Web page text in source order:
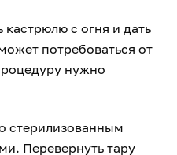
кастрюлю с огня и дать
потребоваться от
нужно
стерилизованным
Перевернуть тару